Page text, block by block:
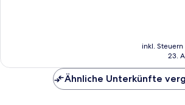
inkl.
23.
Ähnliche Unterkünfte